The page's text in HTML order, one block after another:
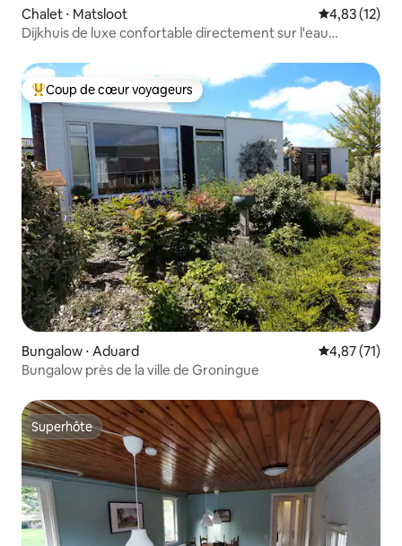
Chalet ⋅ Matsloot Évaluation
4,83 (12)
Dijkhuis de luxe confortable directement sur l'eau
Coups de cœur voyageurs les plus appréciés
Coup de cœur voyageurs
Bungalow ⋅ Aduard Évaluation
4,87 (71)
Bungalow près de la ville de Groningue
Superhôte
Superhôte